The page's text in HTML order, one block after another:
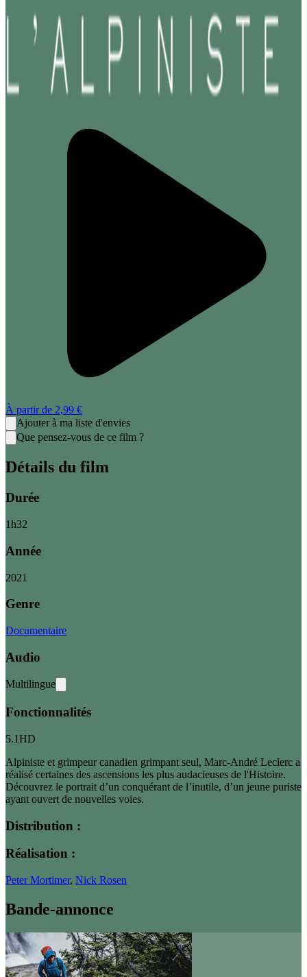
À partir de 2,99 €
Ajouter à ma liste d'envies
Que pensez-vous de ce film ?
Détails du film
Durée
1h32
Année
2021
Genre
Documentaire
Audio
Multilingue
Fonctionnalités
5.1HD
Alpiniste et grimpeur canadien grimpant seul, Marc-André Leclerc a
réalisé certaines des ascensions les plus audacieuses de l'Histoire.
Découvrez le portrait d’un conquérant de l’inutile, d’un jeune puriste
ayant ouvert de nouvelles voies.
Distribution :
Réalisation :
Peter Mortimer, Nick Rosen
Bande-annonce